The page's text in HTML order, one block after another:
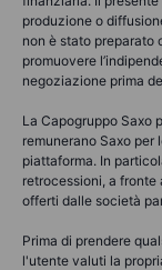
produzione o
non è stato preparato
promuovere
negoziazione prima
La Capogruppo Saxo
remunerano Saxo
piattaforma. In
retrocessioni, a
offerti dalle società
Prima di prendere
l'utente valuti la